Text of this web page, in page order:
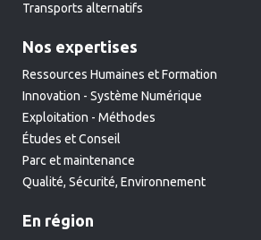
Transports alternatifs
Nos expertises
Ressources Humaines et Formation
Innovation - Système Numérique
Exploitation - Méthodes
Études et Conseil
Parc et maintenance
Qualité, Sécurité, Environnement
En région